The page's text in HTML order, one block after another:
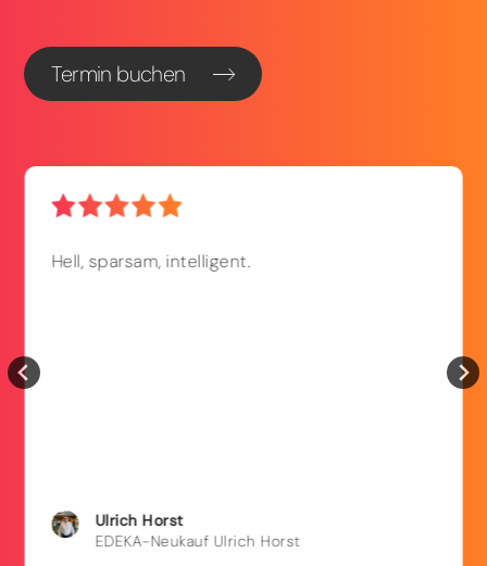
Termin buchen
Hell, sparsam, intelligent.
Ulrich Horst
EDEKA-Neukauf Ulrich Horst